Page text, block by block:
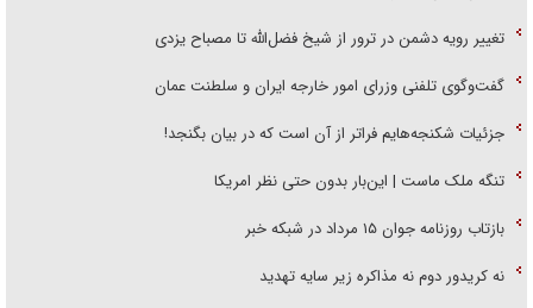
تغییر رویه دشمن در ترور از شیخ فضل‌الله تا مصباح یزدی
گفت‌وگوی تلفنی وزرای امور خارجه ایران و سلطنت عمان
جزئیات شکنجه‌هایم فراتر از آن است که در بیان بگنجد!
تنگه ملک ماست | این‌بار بدون حتی نظر امریکا
بازتاب روزنامه جوان ۱۵ مرداد در شبکه خبر
نه کریدور دوم نه مذاکره زیر سایه تهدید